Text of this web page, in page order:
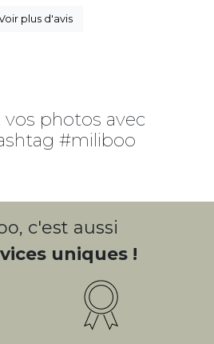
plus d'avis
vos photos avec
#miliboo
c'est aussi
uniques !